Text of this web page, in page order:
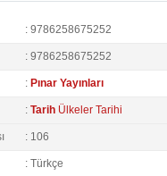
: 9786258675252
: 9786258675252
: Pınar Yayınları
: Tarih Ülkeler Tarihi
: 106
: Türkçe